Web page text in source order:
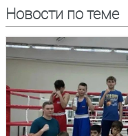
Новости по теме